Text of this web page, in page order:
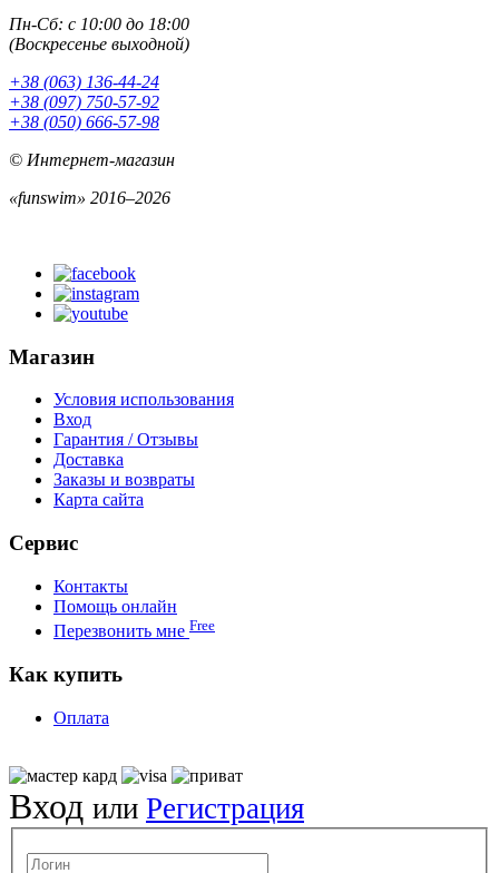
Пн-Сб: с 10:00 до 18:00
(Воскресенье выходной)
+38 (063) 136-44-24
+38 (097) 750-57-92
+38 (050) 666-57-98
© Интернет-магазин
«funswim» 2016–2026
Магазин
Условия использования
Вход
Гарантия / Отзывы
Доставка
Заказы и возвраты
Карта сайта
Сервис
Контакты
Помощь онлайн
Перезвонить мне Free
Как купить
Оплата
Вход или Регистрация